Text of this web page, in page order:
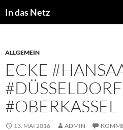
Inhalt
In das Netz
ALLGEMEIN
ECKE
#DÜSSELDORF
#OBERKASSEL
13. MAI 2016 ADMIN